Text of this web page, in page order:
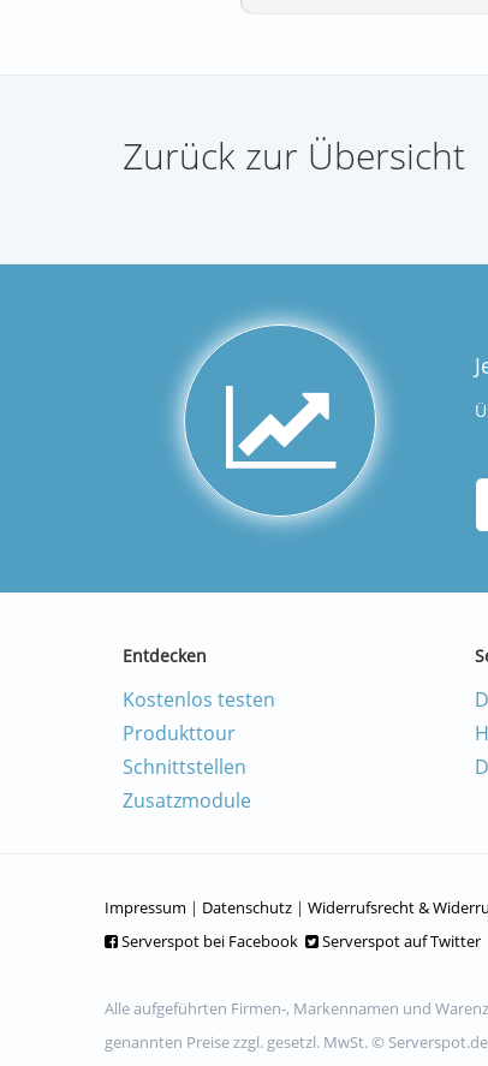
Zurück zur Übersicht
Entdecken
Kostenlos testen
Produkttour
Schnittstellen
Zusatzmodule
Impressum | Datenschutz | Widerrufsrecht &
Serverspot bei Facebook
Serverspot auf Twitter
Alle aufgeführten Firmen-, Markennamen und
genannten Preise zzgl. gesetzl. MwSt. ©